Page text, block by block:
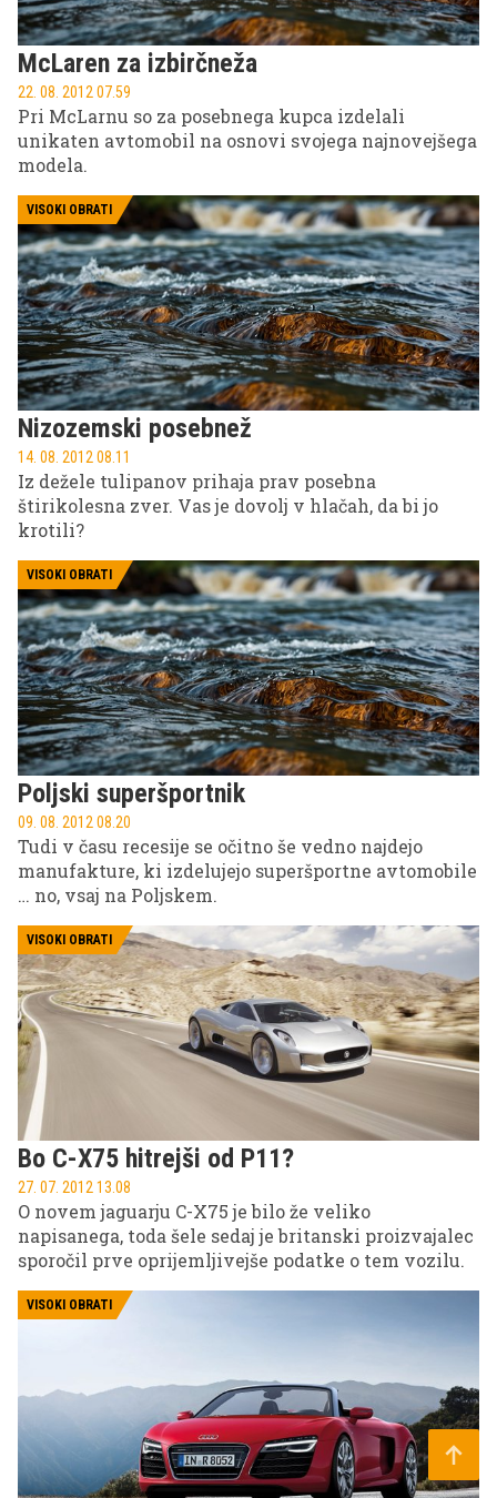
McLaren za izbirčneža
22. 08. 2012 07.59
Pri McLarnu so za posebnega kupca izdelali
unikaten avtomobil na osnovi svojega najnovejšega
modela.
VISOKI OBRATI
Nizozemski posebnež
14. 08. 2012 08.11
Iz dežele tulipanov prihaja prav posebna
štirikolesna zver. Vas je dovolj v hlačah, da bi jo
krotili?
VISOKI OBRATI
Poljski superšportnik
09. 08. 2012 08.20
Tudi v času recesije se očitno še vedno najdejo
manufakture, ki izdelujejo superšportne avtomobile
… no, vsaj na Poljskem.
VISOKI OBRATI
Bo C-X75 hitrejši od P11?
27. 07. 2012 13.08
O novem jaguarju C-X75 je bilo že veliko
napisanega, toda šele sedaj je britanski proizvajalec
sporočil prve oprijemljivejše podatke o tem vozilu.
VISOKI OBRATI